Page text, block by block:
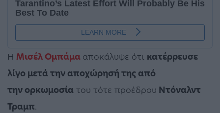
Η Μισέλ Ομπάμα αποκάλυψε ότι κατέρρευσε
λίγο μετά την αποχώρησή της από
την ορκωμοσία του τότε προέδρου Ντόναλντ
Τραμπ.